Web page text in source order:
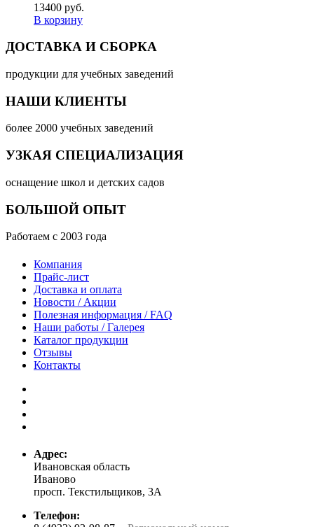
13400 руб.
В корзину
ДОСТАВКА И СБОРКА
продукции для учебных заведений
НАШИ КЛИЕНТЫ
более 2000 учебных заведений
УЗКАЯ СПЕЦИАЛИЗАЦИЯ
оснащение школ и детских садов
БОЛЬШОЙ ОПЫТ
Работаем с 2003 года
Компания
Прайс-лист
Доставка и оплата
Новости / Акции
Полезная информация / FAQ
Наши работы / Галерея
Каталог продукции
Отзывы
Контакты
Адрес:
Ивановская область
Иваново
просп. Текстильщиков, 3А
Телефон: